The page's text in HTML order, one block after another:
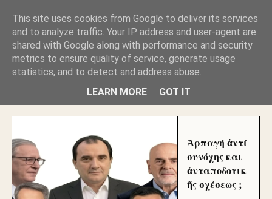
ΑΥΤΟΧΘΟΝΕΣ ΜΟΥ ΕΚΛΕΙΣΑΝ ΤΑ ΣΟΣΙΑΛ ΚΑΙ
ΦΙΜΩΣΑΝ ΤΟ SITE. ΟΙ ΧΙΛΙΑΔΕΣ ΜΙΚΡΟΕΠΕΝΔΥΤΕΣ
ΕΠΕΝΔΥΣΑΤΕ ΓΙΑ ΛΕΗΛΑΣΙΑ ΚΑΙ ΕΓΚΛΗΜΑ ?
ΓΛΥΦΑΔΑ WEB |ΟΙ ΜΕΓΑΛΟΙ ΚΛΕΠΤΑΙ ΑΠΟ ΤΟ
ΜΙΚΡΟΝ ΑΠΑΓΟΥΣΙ
Ἁρπαγή ἀντί
συνόχης και
ἀνταποδοτικ
ῆς σχέσεως ;
This site uses cookies from Google to deliver its services
and to analyze traffic. Your IP address and user-agent are
shared with Google along with performance and security
metrics to ensure quality of service, generate usage
statistics, and to detect and address abuse.
LEARN MORE
GOT IT